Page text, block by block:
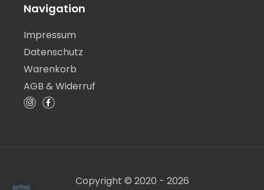
Navigation
Impressum
Datenschutz
Warenkorb
AGB & Widerruf
I
n
F
a
Copyright © 2020 - 2026